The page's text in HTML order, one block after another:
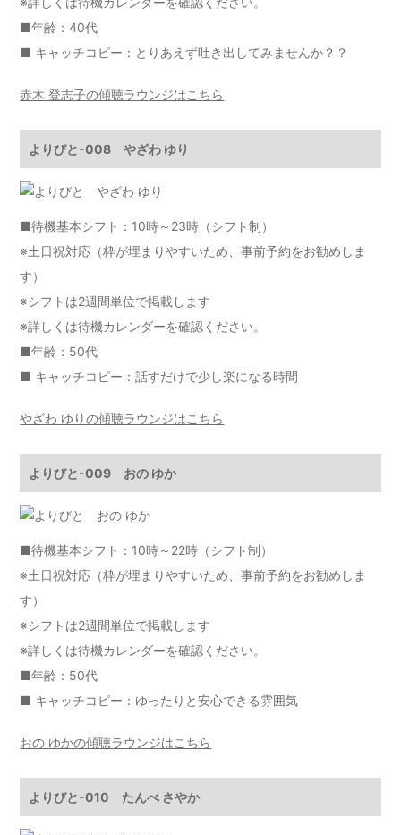
■年齢：40代
■ キャッチコピー：とりあえず吐き出してみませんか？？
赤木 登志子の傾聴ラウンジはこちら
よりびと-008 やざわ ゆり
■待機基本シフト：10時～23時（シフト制）
※土日祝対応（枠が埋まりやすいため、事前予約をお勧めしま
す）
※シフトは2週間単位で掲載します
※詳しくは待機カレンダーを確認ください。
■年齢：50代
■ キャッチコピー：話すだけで少し楽になる時間
やざわ ゆりの傾聴ラウンジはこちら
よりびと-009 おの ゆか
■待機基本シフト：10時～22時（シフト制）
※土日祝対応（枠が埋まりやすいため、事前予約をお勧めしま
す）
※シフトは2週間単位で掲載します
※詳しくは待機カレンダーを確認ください。
■年齢：50代
■ キャッチコピー：ゆったりと安心できる雰囲気
おの ゆかの傾聴ラウンジはこちら
よりびと-010 たんべ さやか